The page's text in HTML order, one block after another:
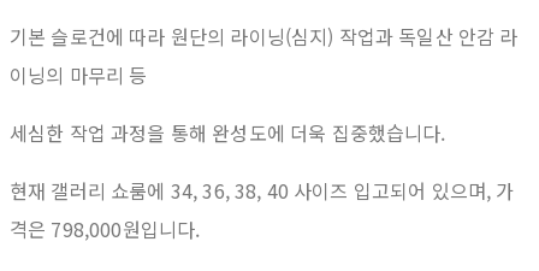
기본 슬로건에 따라 원단의 라이닝(심지) 작업과 독일산 안감 라
이닝의 마무리 등
세심한 작업 과정을 통해 완성도에 더욱 집중했습니다.
현재 갤러리 쇼룸에 34, 36, 38, 40 사이즈 입고되어 있으며, 가
격은 798,000원입니다.